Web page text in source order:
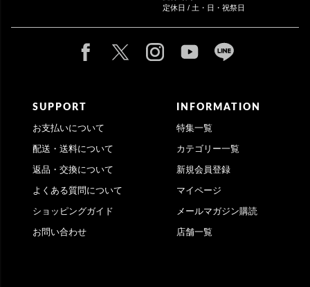
定休日 / 土・日・祝祭日
SUPPORT
お支払いについて
配送・送料について
返品・交換について
よくある質問について
ショッピングガイド
お問い合わせ
INFORMATION
特集一覧
カテゴリー一覧
新規会員登録
マイページ
メールマガジン購読
店舗一覧